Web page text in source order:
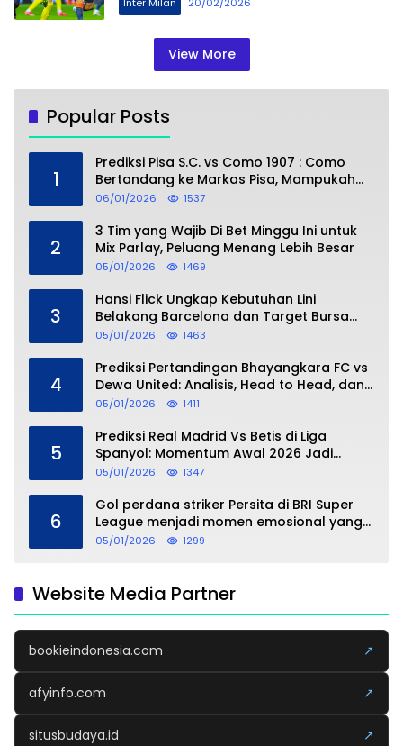
View More
Popular Posts
1
Prediksi Pisa S.C. vs Como 1907 : Como
Bertandang ke Markas Pisa, Mampukah
Asuhan Cesc Fàbregas Mencuri Poin?
06/01/2026 1537
2
3 Tim yang Wajib Di Bet Minggu Ini untuk
Mix Parlay, Peluang Menang Lebih Besar
05/01/2026 1469
3
Hansi Flick Ungkap Kebutuhan Lini
Belakang Barcelona dan Target Bursa
Transfer Januari
05/01/2026 1463
4
Prediksi Pertandingan Bhayangkara FC vs
Dewa United: Analisis, Head to Head, dan
Perkiraan Skor
05/01/2026 1411
5
Prediksi Real Madrid Vs Betis di Liga
Spanyol: Momentum Awal 2026 Jadi
Taruhan
05/01/2026 1347
6
Gol perdana striker Persita di BRI Super
League menjadi momen emosional yang
dipersembahkan untuk sang buah hati
05/01/2026 1299
Website Media Partner
bookieindonesia.com ↗
afyinfo.com ↗
situsbudaya.id ↗